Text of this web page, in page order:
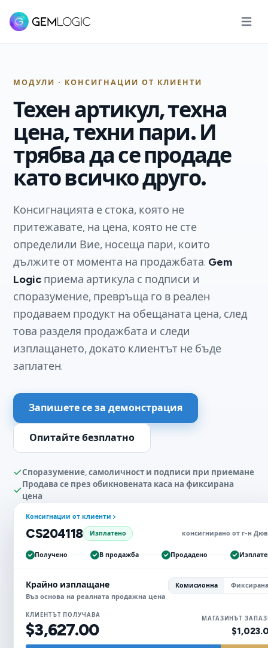
МОДУЛИ · КОНСИГНАЦИИ ОТ КЛИЕНТИ
Техен артикул, техна
цена, техни пари. И
трябва да се продаде
като всичко друго.
Консигнацията е стока, която не
притежавате, на цена, която не сте
определили Вие, носеща пари, които
дължите от момента на продажбата. Gem
Logic приема артикула с подписи и
споразумение, превръща го в реален
продаваем продукт на обещаната цена, след
това разделя продажбата и следи
изплащането, докато клиентът не бъде
заплатен.
Запишете се за демонстрация
Опитайте безплатно
Споразумение, самоличност и подписи при приемане
Продава се през обикновената каса на фиксирана
цена
Консигнации от клиенти
CS204118 Изплатено консигнирано от г-н
Получено В продажба Продадено
Крайно изплащане
Въз основа на реалната продажна цена
Комисионна
КЛИЕНТЪТ ПОЛУЧАВА
$3,627.00
МАГАЗИНЪТ